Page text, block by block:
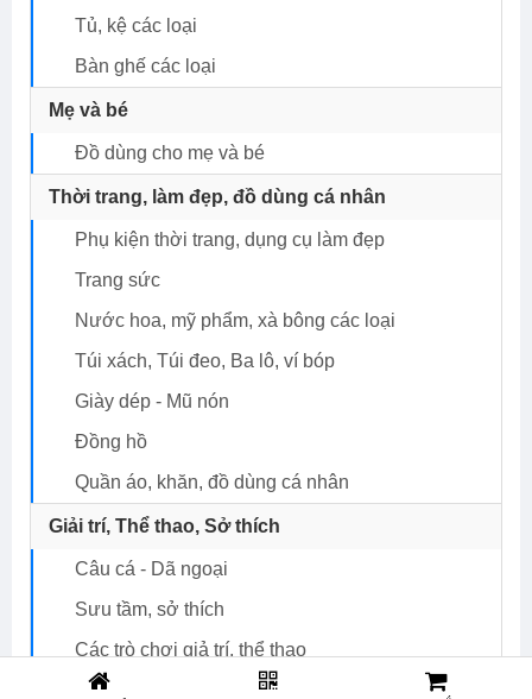
Tủ, kệ các loại
Bàn ghế các loại
Mẹ và bé
Đồ dùng cho mẹ và bé
Thời trang, làm đẹp, đồ dùng cá nhân
Phụ kiện thời trang, dụng cụ làm đẹp
Trang sức
Nước hoa, mỹ phẩm, xà bông các loại
Túi xách, Túi đeo, Ba lô, ví bóp
Giày dép - Mũ nón
Đồng hồ
Quần áo, khăn, đồ dùng cá nhân
Giải trí, Thể thao, Sở thích
Câu cá - Dã ngoại
Sưu tầm, sở thích
Các trò chơi giả trí, thể thao
Nhạc cụ giá tốt